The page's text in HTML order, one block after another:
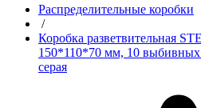
Распределительные коробки
/
Коробка разветвительная
150*110*70 мм, 10 выбивных
серая